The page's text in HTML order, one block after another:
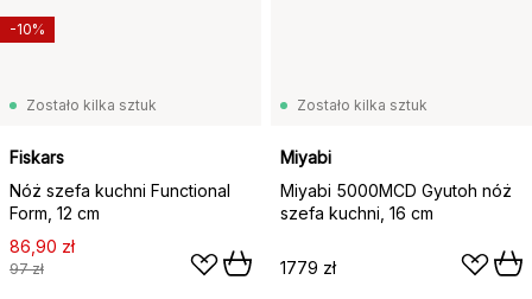
Zostało kilka sztuk
Fiskars
Nóż szefa kuchni Functional
Form, 12 cm
86,90 zł
97 zł
-10%
Zostało kilka sztuk
Miyabi
Miyabi 5000MCD Gyutoh nóż
szefa kuchni, 16 cm
1779 zł